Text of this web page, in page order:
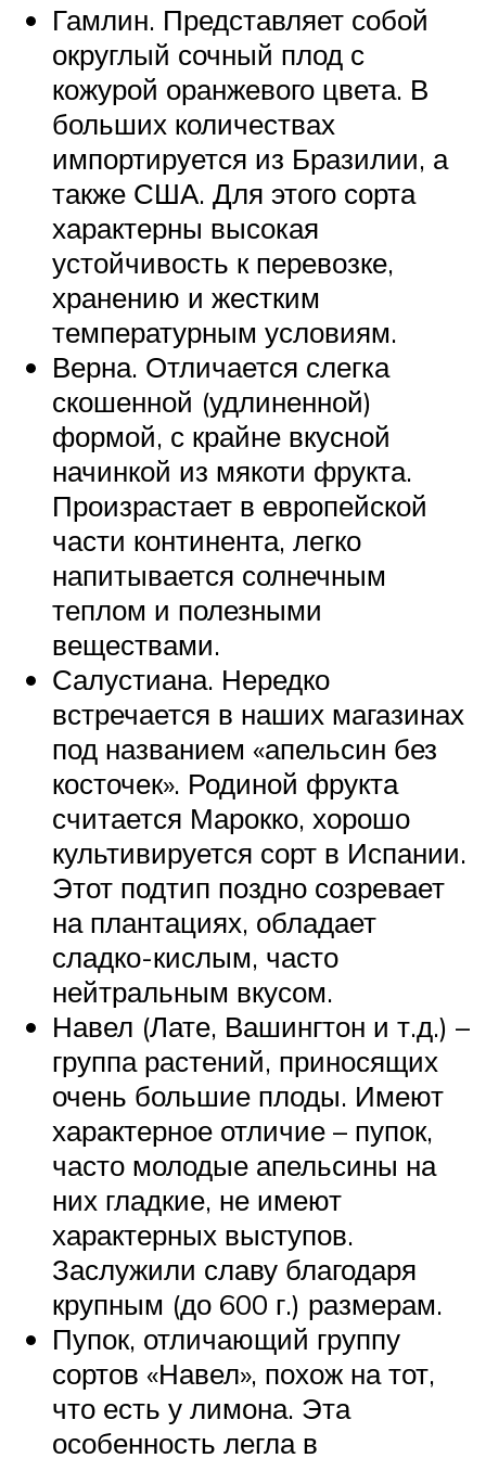
Гамлин. Представляет собой
округлый сочный плод с
кожурой оранжевого цвета. В
больших количествах
импортируется из Бразилии, а
также США. Для этого сорта
характерны высокая
устойчивость к перевозке,
хранению и жестким
температурным условиям.
Верна. Отличается слегка
скошенной (удлиненной)
формой, с крайне вкусной
начинкой из мякоти фрукта.
Произрастает в европейской
части континента, легко
напитывается солнечным
теплом и полезными
веществами.
Салустиана. Нередко
встречается в наших магазинах
под названием «апельсин без
косточек». Родиной фрукта
считается Марокко, хорошо
культивируется сорт в Испании.
Этот подтип поздно созревает
на плантациях, обладает
сладко-кислым, часто
нейтральным вкусом.
Навел (Лате, Вашингтон и т.д.) –
группа растений, приносящих
очень большие плоды. Имеют
характерное отличие – пупок,
часто молодые апельсины на
них гладкие, не имеют
характерных выступов.
Заслужили славу благодаря
крупным (до 600 г.) размерам.
Пупок, отличающий группу
сортов «Навел», похож на тот,
что есть у лимона. Эта
особенность легла в